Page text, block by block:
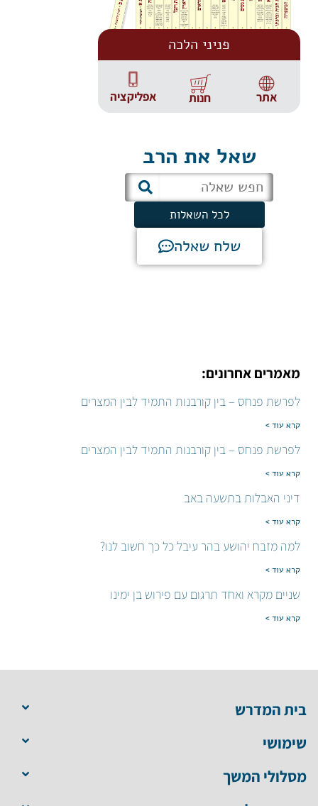
פניני הלכה
אתר חנות אפליקציה
שאל את הרב
לכל השאלות
שלח שאלה
מאמרים אחרונים:
לפרשת פנחס – בין קורבנות התמיד לבין המצרים
קרא עוד >
לפרשת פנחס – בין קורבנות התמיד לבין המצרים
קרא עוד >
דיני האבלות בתשעה באב
קרא עוד >
למה מזבח יהושע בהר עיבל כל כך חשוב לנו?
קרא עוד >
שניים מקרא ואחד תרגום עם פירוש בן ימינו
קרא עוד >
בית המדרש
שימושי
מסלולי המשך